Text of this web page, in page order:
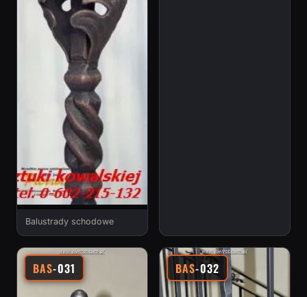
Balustrady schodowe
BAS-031 BAS-032